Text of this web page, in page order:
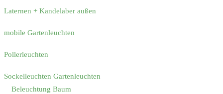
Laternen + Kandelaber außen
mobile Gartenleuchten
Pollerleuchten
Sockelleuchten Gartenleuchten
Beleuchtung Baum